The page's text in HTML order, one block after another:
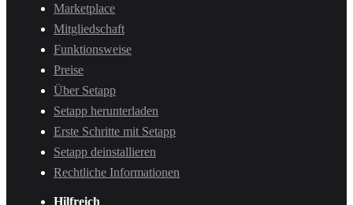
Marketplace
Mitgliedschaft
Funktionsweise
Preise
Über Setapp
Setapp herunterladen
Erste Schritte mit Setapp
Setapp deinstallieren
Rechtliche Informationen
Hilfreich